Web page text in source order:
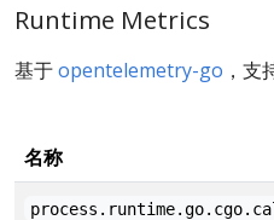
Runtime Metrics
基于opentelemetry-go ，
名称